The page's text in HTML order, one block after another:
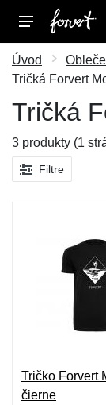
Úvod
Tričká Forvert
Tričká
3 produkty (1
Filtre
Tričko Forvert
čierne